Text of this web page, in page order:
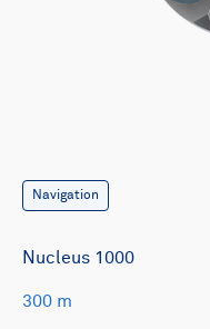
Navigation
Nucleus 1000
300 m